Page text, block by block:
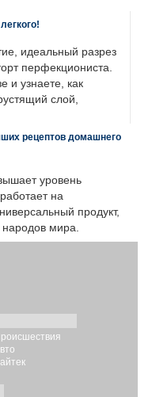
идеальный разрез
перфекциониста.
и узнаете, как
слой,
рецептов домашнего
уровень
на
продукт,
народов мира.